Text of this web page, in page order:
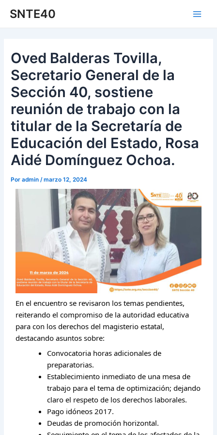
SNTE40
Main
Oved Balderas Tovilla,
Secretario General de la
Sección 40, sostiene
reunión de trabajo con la
titular de la Secretaría de
Educación del Estado, Rosa
Aidé Domínguez Ochoa.
Poradmin/marzo 12, 2024
En el encuentro se revisaron los temas pendientes,
reiterando el compromiso de la autoridad educativa
para con los derechos del magisterio estatal,
destacando asuntos sobre:
Convocatoria horas adicionales de
preparatorias.
Establecimiento inmediato de una mesa de
trabajo para el tema de optimización; dejando
claro el respeto de los derechos laborales.
Pago idóneos 2017.
Deudas de promoción horizontal.
de